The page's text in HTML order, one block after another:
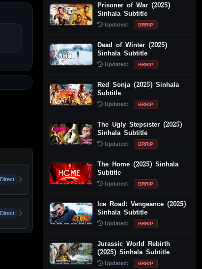
Direct
Direct
Prisoner of War (2025)
Sinhala Subtitle
Updated: BRRIP
Dead of Winter (2025)
Sinhala Subtitle
Updated: BRRIP
Red Sonja (2025) Sinhala
Subtitle
Updated: BRRIP
The Ugly Stepsister (2025)
Sinhala Subtitle
Updated: BRRIP
The Home (2025) Sinhala
Subtitle
Updated: BRRIP
Ice Road: Vengeance (2025)
Sinhala Subtitle
Updated: BRRIP
Jurassic World Rebirth
(2025) Sinhala Subtitle
Updated: BRRIP